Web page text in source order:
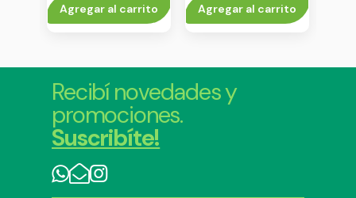
Agregar al carrito Agregar al carrito
Recibí novedades y
promociones.
Suscribíte!